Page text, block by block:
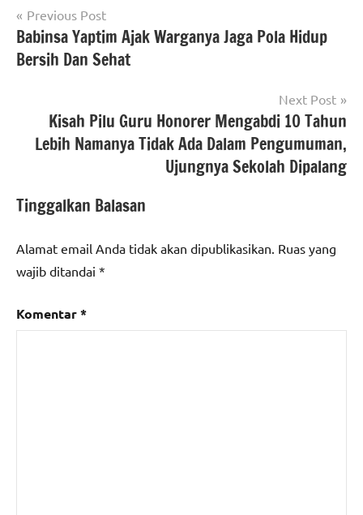
Navigasi
pos
Previous Post
Babinsa Yaptim Ajak Warganya Jaga Pola Hidup
Bersih Dan Sehat
Next Post
Kisah Pilu Guru Honorer Mengabdi 10 Tahun
Lebih Namanya Tidak Ada Dalam Pengumuman,
Ujungnya Sekolah Dipalang
Tinggalkan Balasan
Alamat email Anda tidak akan dipublikasikan. Ruas yang
wajib ditandai *
Komentar*